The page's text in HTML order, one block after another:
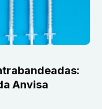
Anvisa